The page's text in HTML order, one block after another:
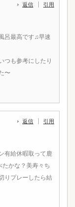
返信 引用
呂最高です♫早速
つも参考にしたり
〜
返信 引用
有給休暇取って鹿
たかな？美寿々ち
りプレーしたら結